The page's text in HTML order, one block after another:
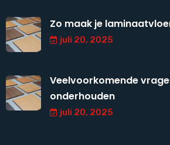
Zo maak je
juli 20, 2025
Veelvoorkomende
onderhouden
juli 20, 2025